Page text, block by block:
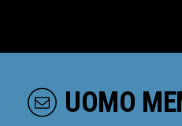
UOMO